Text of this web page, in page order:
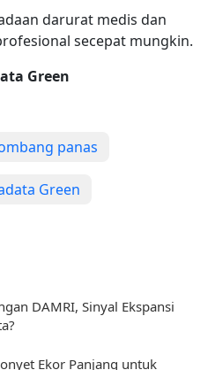
darurat medis dan
secepat mungkin.
Green
panas
Green
DAMRI, Sinyal Ekspansi
Ekor Panjang untuk